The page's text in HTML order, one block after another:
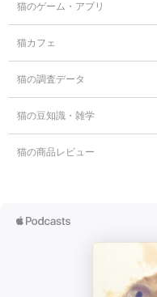
猫のゲーム・アプリ
猫カフェ
猫の調査データ
猫の豆知識・雑学
猫の商品レビュー